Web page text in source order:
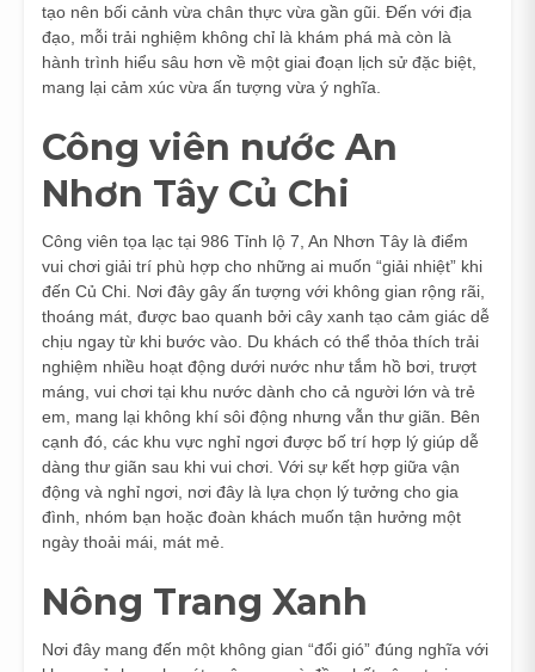
tạo nên bối cảnh vừa chân thực vừa gần gũi. Đến với địa
đạo, mỗi trải nghiệm không chỉ là khám phá mà còn là
hành trình hiểu sâu hơn về một giai đoạn lịch sử đặc biệt,
mang lại cảm xúc vừa ấn tượng vừa ý nghĩa.
Công viên nước An
Nhơn Tây Củ Chi
Công viên tọa lạc tại 986 Tỉnh lộ 7, An Nhơn Tây là điểm
vui chơi giải trí phù hợp cho những ai muốn “giải nhiệt” khi
đến Củ Chi. Nơi đây gây ấn tượng với không gian rộng rãi,
thoáng mát, được bao quanh bởi cây xanh tạo cảm giác dễ
chịu ngay từ khi bước vào. Du khách có thể thỏa thích trải
nghiệm nhiều hoạt động dưới nước như tắm hồ bơi, trượt
máng, vui chơi tại khu nước dành cho cả người lớn và trẻ
em, mang lại không khí sôi động nhưng vẫn thư giãn. Bên
cạnh đó, các khu vực nghỉ ngơi được bố trí hợp lý giúp dễ
dàng thư giãn sau khi vui chơi. Với sự kết hợp giữa vận
động và nghỉ ngơi, nơi đây là lựa chọn lý tưởng cho gia
đình, nhóm bạn hoặc đoàn khách muốn tận hưởng một
ngày thoải mái, mát mẻ.
Nông Trang Xanh
Nơi đây mang đến một không gian “đổi gió” đúng nghĩa với